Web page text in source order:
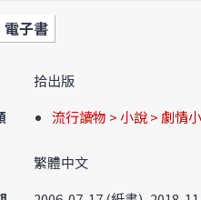
電子書
拾出版
流行讀物 > 小說 > 劇情
繁體中文